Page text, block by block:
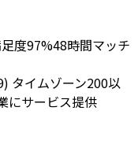
度97%48時間マッチ
タイムゾーン200以
にサービス提供